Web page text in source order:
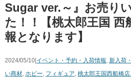
Sugar ​ver.～』お売り
た！！【桃太郎王国 西
報となります】
2024/05/10| イベント・予約・入荷情報, 新入荷
い商材, ホビー, フィギュア, 桃太郎王国西船橋